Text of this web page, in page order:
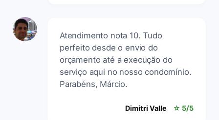
Atendimento nota 10. Tudo
perfeito desde o envio do
orçamento até a execução do
serviço aqui no nosso condomínio.
Parabéns, Márcio.
Dimitri Valle ☆ 5/5